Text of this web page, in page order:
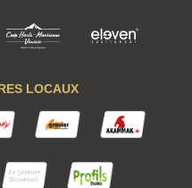
LOCAUX